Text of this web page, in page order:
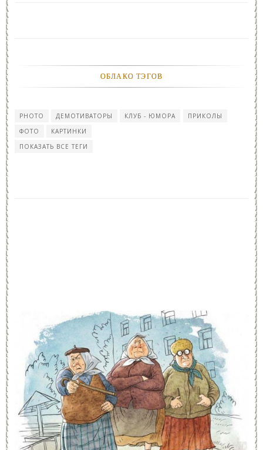
ОБЛАКО ТЭГОВ
PHOTO ДЕМОТИВАТОРЫ КЛУБ - ЮМОРА
ПРИКОЛЫ
ФОТО
КАРТИНКИ
ПОКАЗАТЬ ВСЕ ТЕГИ